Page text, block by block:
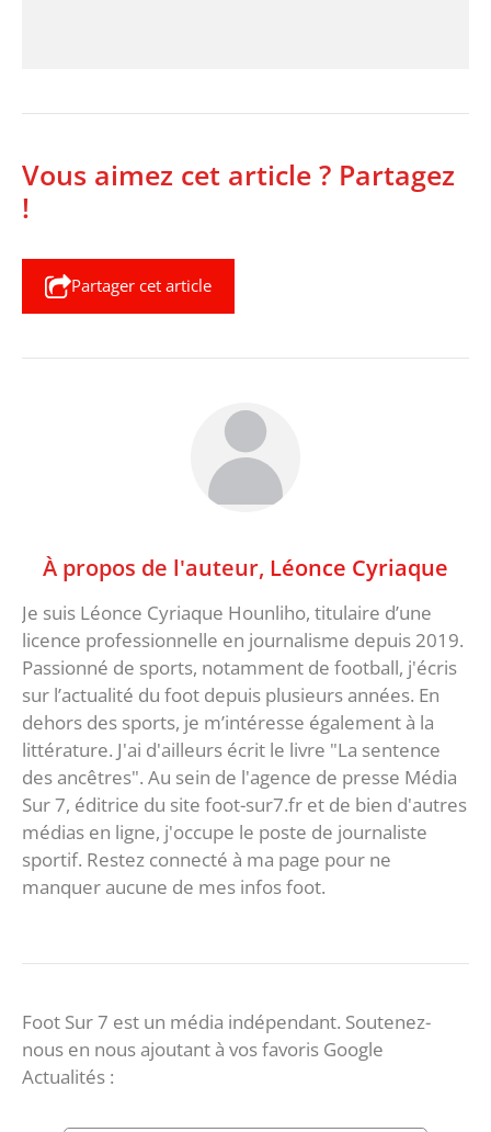
Vous aimez cet article ? Partagez
!
Partager cet article
À propos de l'auteur, Léonce Cyriaque
Je suis Léonce Cyriaque Hounliho, titulaire d’une
licence professionnelle en journalisme depuis 2019.
Passionné de sports, notamment de football, j'écris
sur l’actualité du foot depuis plusieurs années. En
dehors des sports, je m’intéresse également à la
littérature. J'ai d'ailleurs écrit le livre "La sentence
des ancêtres". Au sein de l'agence de presse Média
Sur 7, éditrice du site foot-sur7.fr et de bien d'autres
médias en ligne, j'occupe le poste de journaliste
sportif. Restez connecté à ma page pour ne
manquer aucune de mes infos foot.
Foot Sur 7 est un média indépendant. Soutenez-
nous en nous ajoutant à vos favoris Google
Actualités :